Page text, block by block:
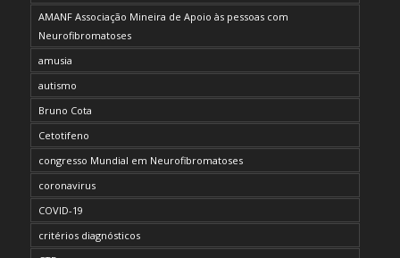
AMANF Associação Mineira de Apoio às pessoas com
Neurofibromatoses
amusia
autismo
Bruno Cota
Cetotifeno
congresso Mundial em Neurofibromatoses
coronavirus
COVID-19
critérios diagnósticos